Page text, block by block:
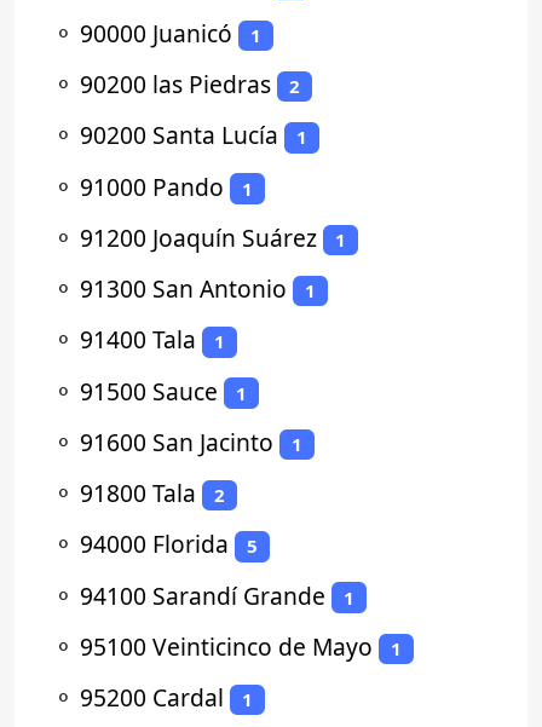
⚬ 90000 Juanicó 1
⚬ 90200 las Piedras 2
⚬ 90200 Santa Lucía 1
⚬ 91000 Pando 1
⚬ 91200 Joaquín Suárez 1
⚬ 91300 San Antonio 1
⚬ 91400 Tala 1
⚬ 91500 Sauce 1
⚬ 91600 San Jacinto 1
⚬ 91800 Tala 2
⚬ 94000 Florida 5
⚬ 94100 Sarandí Grande 1
⚬ 95100 Veinticinco de Mayo 1
⚬ 95200 Cardal 1